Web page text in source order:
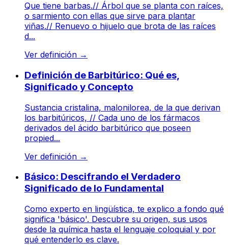
Que tiene barbas.// Árbol que se planta con raíces,
o sarmiento con ellas que sirve para plantar
viñas.// Renuevo o hijuelo que brota de las raíces
d...
Ver definición →
Definición de Barbitúrico: Qué es,
Significado y Concepto
Sustancia cristalina, malonilorea, de la que derivan
los barbitúricos, // Cada uno de los fármacos
derivados del ácido barbitúrico que poseen
propied...
Ver definición →
Básico: Descifrando el Verdadero
Significado de lo Fundamental
Como experto en lingüística, te explico a fondo qué
significa 'básico'. Descubre su origen, sus usos
desde la química hasta el lenguaje coloquial y por
qué entenderlo es clave.